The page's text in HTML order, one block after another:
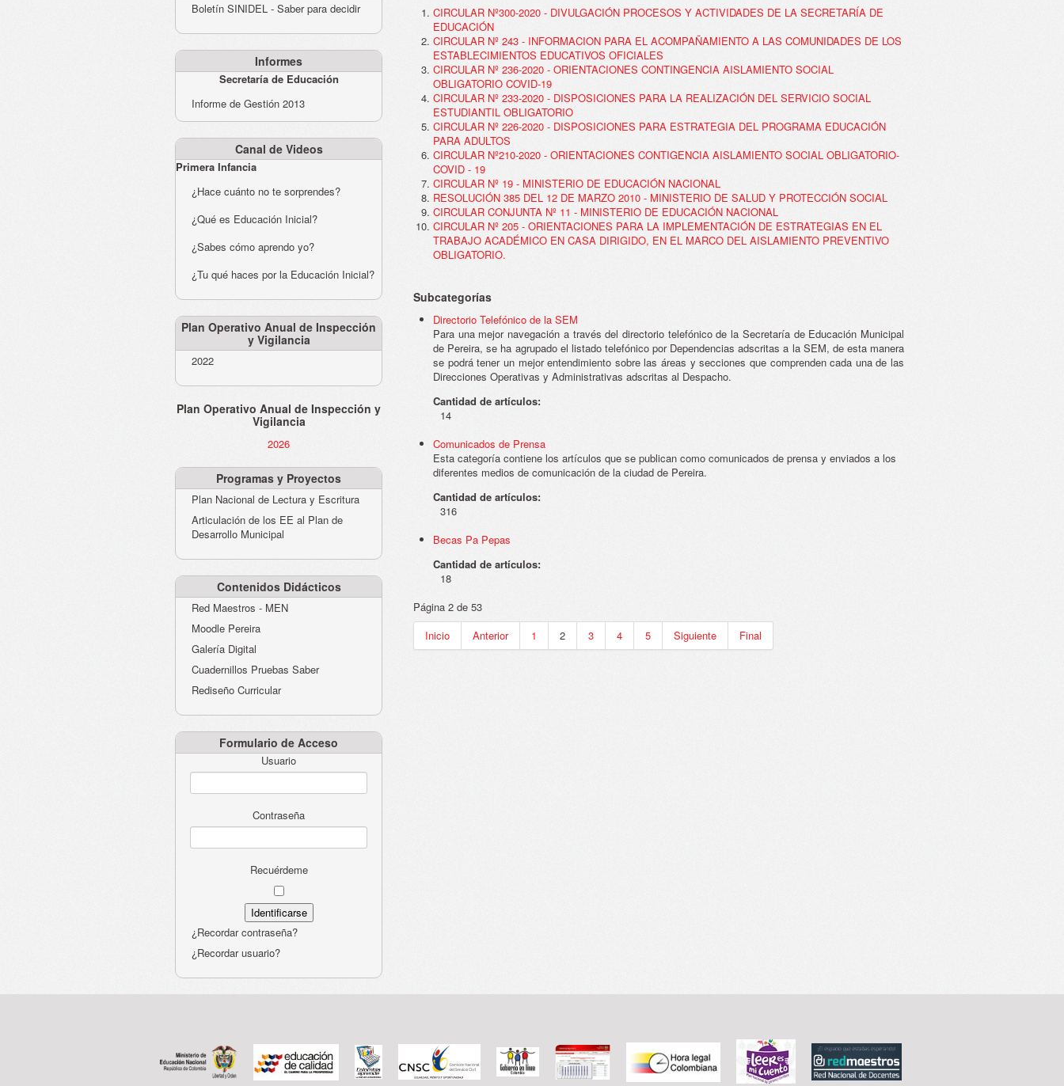
Boletín SINIDEL - Saber para decidir
Informes
Secretaría de Educación
Informe de Gestión 2013
Canal de Videos
Primera Infancia
¿Hace cuánto no te sorprendes?
¿Qué es Educación Inicial?
¿Sabes cómo aprendo yo?
¿Tu qué haces por la Educación Inicial?
Plan Operativo Anual de Inspección
y Vigilancia
2022
Plan Operativo Anual de Inspección y
Vigilancia
2026
Programas y Proyectos
Plan Nacional de Lectura y Escritura
Articulación de los EE al Plan de
Desarrollo Municipal
Contenidos Didácticos
Red Maestros - MEN
Moodle Pereira
Galería Digital
Cuadernillos Pruebas Saber
Rediseño Curricular
Formulario de Acceso
Usuario
Contraseña
Recuérdeme
¿Recordar contraseña?
¿Recordar usuario?
CIRCULAR Nº300-2020 - DIVULGACIÓN PROCESOS Y ACTIVIDADES DE LA SECRETARÍA DE
EDUCACIÓN
CIRCULAR Nº 243 - INFORMACION PARA EL ACOMPAÑAMIENTO A LAS COMUNIDADES DE LOS
ESTABLECIMIENTOS EDUCATIVOS OFICIALES
CIRCULAR Nº 236-2020 - ORIENTACIONES CONTINGENCIA AISLAMIENTO SOCIAL
OBLIGATORIO COVID-19
CIRCULAR Nº 233-2020 - DISPOSICIONES PARA LA REALIZACIÓN DEL SERVICIO SOCIAL
ESTUDIANTIL OBLIGATORIO
CIRCULAR Nº 226-2020 - DISPOSICIONES PARA ESTRATEGIA DEL PROGRAMA EDUCACIÓN
PARA ADULTOS
CIRCULAR Nº210-2020 - ORIENTACIONES CONTIGENCIA AISLAMIENTO SOCIAL OBLIGATORIO-
COVID - 19
CIRCULAR Nº 19 - MINISTERIO DE EDUCACIÓN NACIONAL
RESOLUCIÓN 385 DEL 12 DE MARZO 2010 - MINISTERIO DE SALUD Y PROTECCIÓN SOCIAL
CIRCULAR CONJUNTA Nº 11 - MINISTERIO DE EDUCACIÓN NACIONAL
CIRCULAR Nº 205 - ORIENTACIONES PARA LA IMPLEMENTACIÓN DE ESTRATEGIAS EN EL
TRABAJO ACADÉMICO EN CASA DIRIGIDO, EN EL MARCO DEL AISLAMIENTO PREVENTIVO
OBLIGATORIO.
Subcategorías
Directorio Telefónico de la SEM
Para una mejor navegación a través del directorio telefónico de la Secretaría de Educación Municipal
de Pereira, se ha agrupado el listado telefónico por Dependencias adscritas a la SEM, de esta manera
se podrá tener un mejor entendimiento sobre las áreas y secciones que comprenden cada una de las
Direcciones Operativas y Administrativas adscritas al Despacho.
Cantidad de artículos:
14
Comunicados de Prensa
Esta categoría contiene los artículos que se publican como comunicados de prensa y enviados a los
diferentes medios de comunicación de la ciudad de Pereira.
Cantidad de artículos:
316
Becas Pa Pepas
Cantidad de artículos:
18
Página 2 de 53
Inicio
Anterior 1 2 3 4 5 Siguiente Final